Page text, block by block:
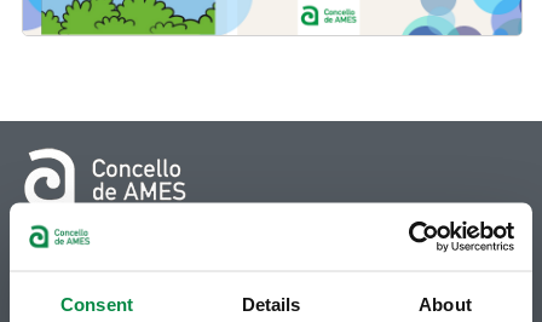
Consent Details About
Bertamiráns (Ames)